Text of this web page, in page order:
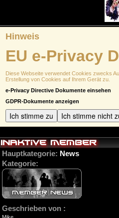
Hinweis
EU e-Privacy
Diese Webseite verwendet Cookies zwecks
Erstellung von Cookies auf Ihrem Gerät zu.
e-Privacy Directive Dokumente einsehen
GDPR-Dokumente anzeigen
Ich stimme zu Ich stimme nicht
Inaktive Member
Hauptkategorie: News
Kategorie:
Geschrieben von :